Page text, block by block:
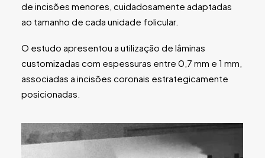
de incisões menores, cuidadosamente adaptadas
ao tamanho de cada unidade folicular.
O estudo apresentou a utilização de lâminas
customizadas com espessuras entre 0,7 mm e 1 mm,
associadas a incisões coronais estrategicamente
posicionadas.